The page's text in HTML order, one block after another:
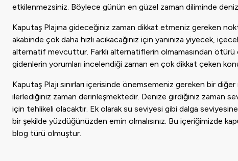
etkilenmezsiniz. Böylece günün en güzel zaman diliminde
Kaputaş Plajına gideceğiniz zaman dikkat etmeniz gereken
akabinde çok daha hızlı acıkacağınız için yanınıza yiyecek,
alternatif mevcuttur. Farklı alternatiflerin olmamasından ötürü
gidenlerin yorumları incelendiği zaman en çok dikkat çeken
Kaputaş Plajı sınırları içerisinde önemsemeniz gereken bir
ilerlediğiniz zaman derinleşmektedir. Denize girdiğiniz zaman
için tehlikeli olacaktır. Ek olarak su seviyesi gibi dalga
bir şekilde yüzdüğünüzden emin olmalısınız. Bu içeriğimizde
blog türü olmuştur.